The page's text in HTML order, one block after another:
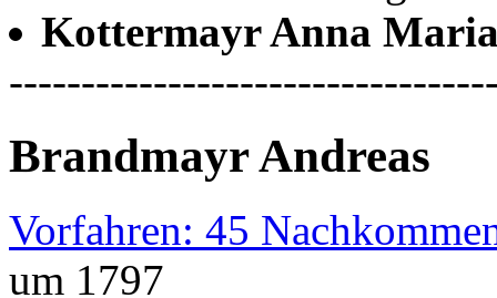
Kottermayr Anna
Brandmayr Andreas
Vorfahren: 45
um 1797